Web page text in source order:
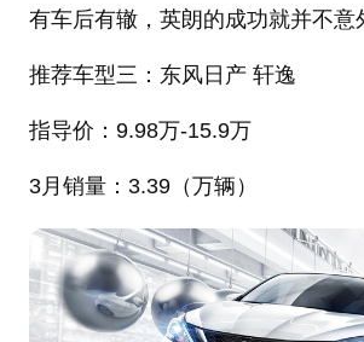
有车后有辙，英朗的成功就并不意
推荐车型三：东风日产 轩逸
指导价： 9.98万-15.9万
3月销量： 3.39（万辆）